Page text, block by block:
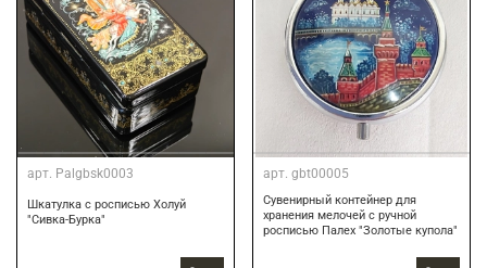
арт. Palgbsk0003
Шкатулка с росписью Холуй
"Сивка-Бурка"
арт. gbt00005
Сувенирный контейнер для
хранения мелочей с ручной
росписью Палех "Золотые купола"